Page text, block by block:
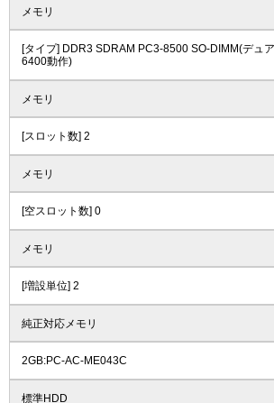
メモリ
[タイプ] DDR3 SDRAM PC3-8500 SO-DIMM(デュ
6400動作)
メモリ
[スロット数] 2
メモリ
[空スロット数] 0
メモリ
[増設単位] 2
純正対応メモリ
2GB:PC-AC-ME043C
標準HDD